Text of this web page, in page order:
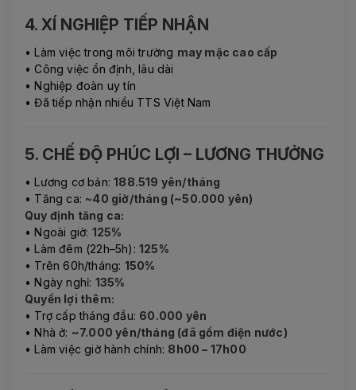
4. XÍ NGHIỆP TIẾP NHẬN
• Làm việc trong môi trường may mặc cao cấp
• Công việc ổn định, lâu dài
• Nghiệp đoàn uy tín
• Đã tiếp nhận nhiều TTS Việt Nam
5. CHẾ ĐỘ PHÚC LỢI – LƯƠNG THƯỞNG
• Lương cơ bản:188.519 yên/tháng
• Tăng ca: ~40 giờ/tháng (~50.000 yên)
Quy định tăng ca:
• Ngoài giờ: 125%
• Làm đêm (22h–5h): 125%
• Trên 60h/tháng: 150%
• Ngày nghỉ: 135%
Quyền lợi thêm:
• Trợ cấp tháng đầu: 60.000 yên
• Nhà ở: ~7.000 yên/tháng (đã gồm điện nước)
• Làm việc giờ hành chính: 8h00 – 17h00